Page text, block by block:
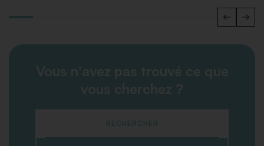
Vous n'avez pas trouvé ce que
vous cherchez ?
RECHERCHER